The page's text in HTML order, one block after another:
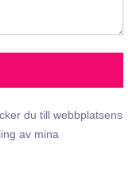
du till webbplatsens
av mina